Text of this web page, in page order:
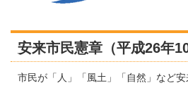
安来市民憲章（平成26年
市民が「人」「風土」「自然」など